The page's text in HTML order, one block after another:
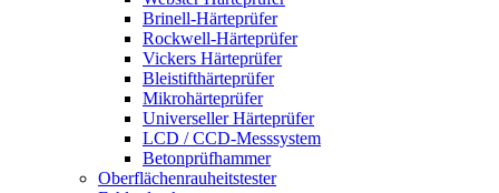
Brinell-Härteprüfer
Rockwell-Härteprüfer
Vickers Härteprüfer
Bleistifthärteprüfer
Mikrohärteprüfer
Universeller Härteprüfer
LCD / CCD-Messsystem
Betonprüfhammer
Oberflächenrauheitstester